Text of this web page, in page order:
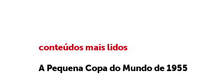
conteúdos mais lidos
A Pequena Copa do Mundo de 1955